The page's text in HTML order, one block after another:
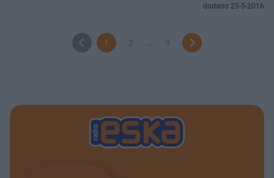
dodano 25-5-2016
1 2 9